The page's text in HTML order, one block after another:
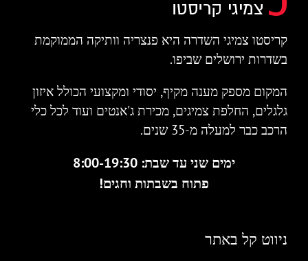
קריסטו צמיגי השדרה היא פנצריה וותיקה הממוקמת
בשדרות ירושלים שביפו.
המקום מספק מענה מקיף, יסודי ומקצועי הכולל איזון
גלגלים, החלפת צמיגים, מכירת ג'אנטים ועוד לכל כלי
הרכב כבר למעלה מ-35 שנים.
ימים שני עד שבת: 8:00-19:30
פתוח בשבתות וחגים!
ניווט קל באתר